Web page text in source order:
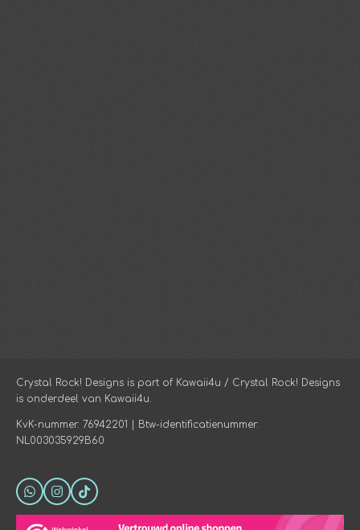
Crystal Rock! Designs is part of Kawaii4u / Crystal Rock! Designs
is onderdeel van Kawaii4u.
KvK-nummer: 76942201 | Btw-identificatienummer:
NL003035929B60
W
h
I
n
T
i